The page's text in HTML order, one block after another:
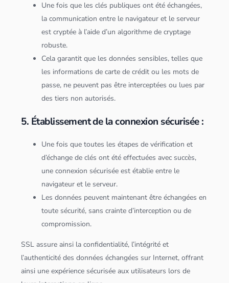
Une fois que les clés publiques ont été échangées,
la communication entre le navigateur et le serveur
est cryptée à l’aide d’unalgorithme de cryptage
robuste.
Cela garantit que lesdonnées sensibles, telles que
les informations de carte de crédit ou les mots de
passe, ne peuvent pas être interceptées ou lues par
des tiers non autorisés.
5. Établissement de la connexion sécurisée :
Une fois que toutes les étapes de vérification et
d’échange de clés ont été effectuées avec succès,
une connexion sécurisée est établie entre le
navigateur et le serveur.
Lesdonnées peuvent maintenant être échangées en
toute sécurité, sans crainte d’interception ou de
compromission.
SSL assure ainsi la confidentialité, l’intégrité et
l’authenticité desdonnées échangées sur Internet, offrant
ainsi une expérience sécurisée aux utilisateurs lors de